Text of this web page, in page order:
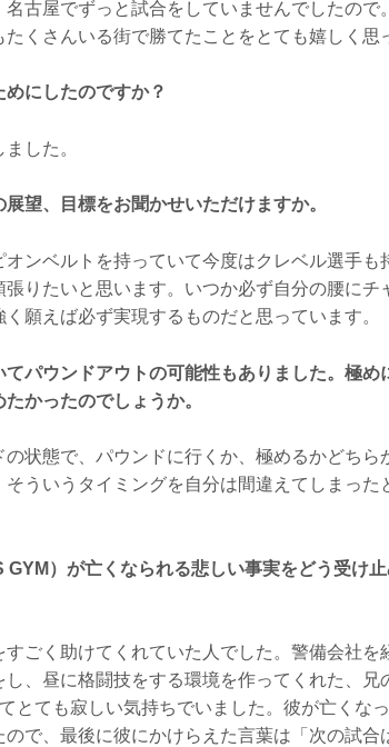
古屋でずっと試合をしていませんでしたので
くさんいる街で勝てたことをとても嬉しく思
にしたのですか？
した。
望、目標をお聞かせいただけますか。
ンベルトを持っていて今度はクレベル選手も
りたいと思います。いつか必ず自分の腰にチ
願えば必ず実現するものだと思っています。
パウンドアウトの可能性もありました。極め
かったのでしょうか。
状態で、パウンドに行くか、極めるかどちら
ういうタイミングを自分は間違えてしまった
）が亡くなられる悲しい事実をどう受け
ごく助けてくれていた人でした。警備会社を
、昼に格闘技をする環境を作ってくれた、兄
とても寂しい気持ちでいました。彼が亡くな
で、最後に彼にかけらえた言葉は「次の試合